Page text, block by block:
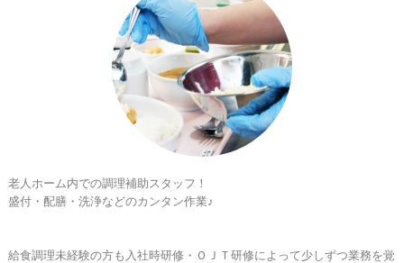
老人ホーム内での調理補助スタッフ！
盛付・配膳・洗浄などのカンタン作業♪
給食調理未経験の方も入社時研修・ＯＪＴ研修によって少しずつ業務を覚